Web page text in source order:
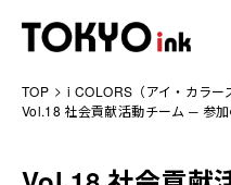
東京インキについて
製品情報
TOP
i COLORS（アイ・カラー
Vol.18 社会貢献活動チーム ─ 参